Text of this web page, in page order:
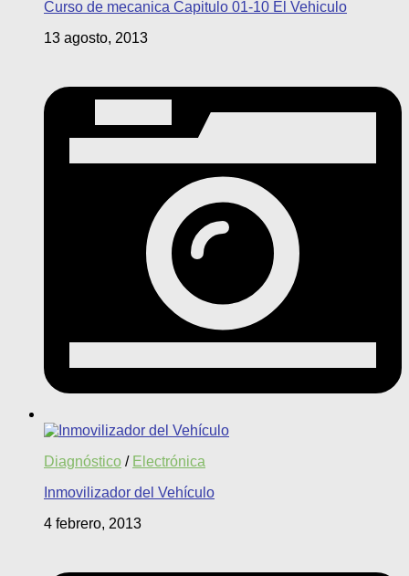
Curso de mecanica Capitulo 01-10 El Vehiculo
13 agosto, 2013
Diagnóstico / Electrónica
Inmovilizador del Vehículo
4 febrero, 2013